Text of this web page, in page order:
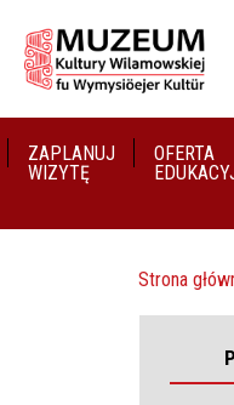
ZAPLANUJ
WIZYTĘ
OFERTA
Strona